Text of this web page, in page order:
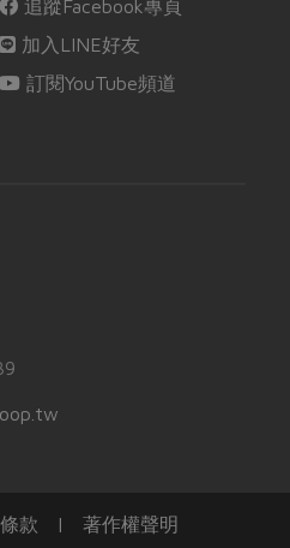
追蹤Facebook專頁
加入LINE好友
訂閱YouTube頻道
款 | 著作權聲明